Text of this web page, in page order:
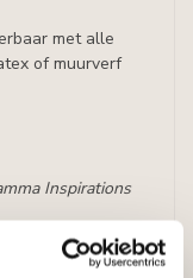
met alle
of muurverf
Inspirations